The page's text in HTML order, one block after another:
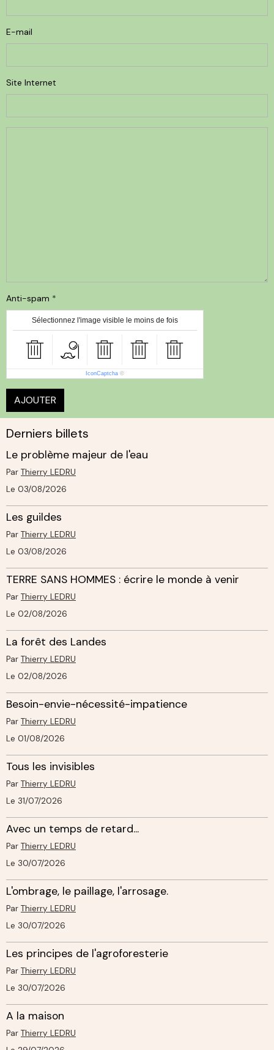
E-mail
Site Internet
Anti-spam
Sélectionnez l'image visible le moins de fois
IconCaptcha ©
AJOUTER
Derniers billets
Le problème majeur de l'eau
Par Thierry LEDRU
Le 03/08/2026
Les guildes
Par Thierry LEDRU
Le 03/08/2026
TERRE SANS HOMMES : écrire le monde à venir
Par Thierry LEDRU
Le 02/08/2026
La forêt des Landes
Par Thierry LEDRU
Le 02/08/2026
Besoin-envie-nécessité-impatience
Par Thierry LEDRU
Le 01/08/2026
Tous les invisibles
Par Thierry LEDRU
Le 31/07/2026
Avec un temps de retard...
Par Thierry LEDRU
Le 30/07/2026
L'ombrage, le paillage, l'arrosage.
Par Thierry LEDRU
Le 30/07/2026
Les principes de l'agroforesterie
Par Thierry LEDRU
Le 30/07/2026
A la maison
Par Thierry LEDRU